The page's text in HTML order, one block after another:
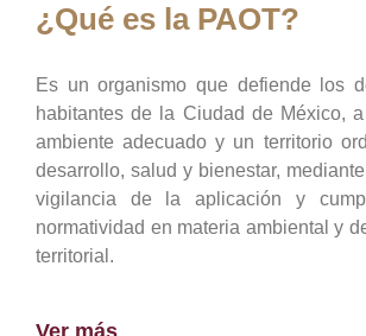
¿Qué es la PAOT?
Es un organismo que defiende los
habitantes de la Ciudad de México,
ambiente adecuado y un territorio
desarrollo, salud y bienestar,
vigilancia de la aplicación y
normatividad en materia ambiental y
territorial.
Ver más